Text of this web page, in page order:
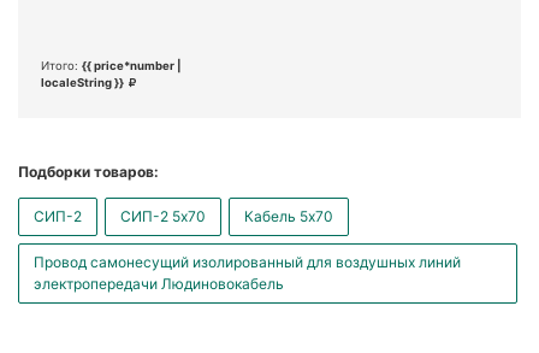
Итого: {{ price*number |
localeString }}
Подборки товаров:
СИП-2 СИП-2 5x70 Кабель 5x70
Провод самонесущий изолированный для воздушных линий
электропередачи Людиновокабель